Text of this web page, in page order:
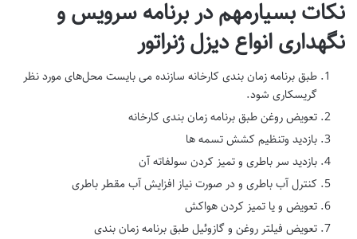
نکات بسیارمهم در برنامه سرویس و
نگهداری انواع دیزل ژنراتور
طبق برنامه زمان بندی کارخانه سازنده می بایست محل‌های مورد نظر
گریسکاری شود.
تعویض روغن طبق برنامه زمان بندی کارخانه
بازدید وتنظیم کشش تسمه ها
بازدید سر باطری و تمیز کردن سولفاته آن
کنترل آب باطری و در صورت نیاز افزایش آب مقطر باطری
تعویض و یا تمیز کردن هواکش
تعویض فیلتر روغن و گازوئیل طبق برنامه زمان بندی